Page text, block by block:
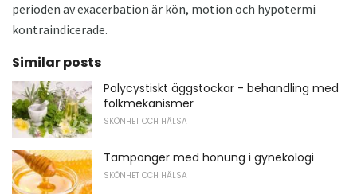
perioden av exacerbation är kön, motion och hypotermi
kontraindicerade.
Similar posts
Polycystiskt äggstockar - behandling med
folkmekanismer
SKÖNHET OCH HÄLSA
Tamponger med honung i gynekologi
SKÖNHET OCH HÄLSA